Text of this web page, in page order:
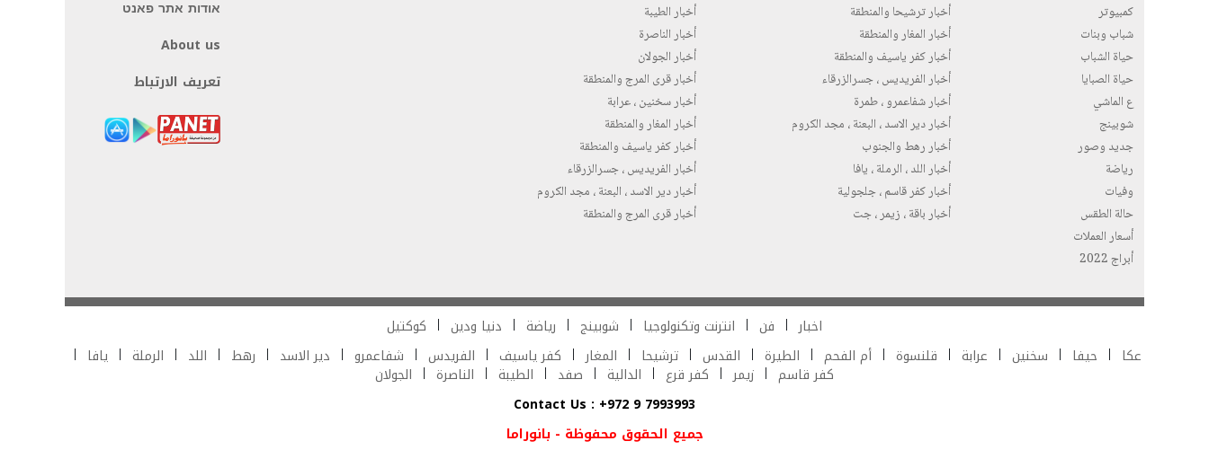
كمبيوتر
شباب وبنات
حياة الشباب
حياة الصبايا
ع الماشي
شوبينج
جديد وصور
رياضة
وفيات
حالة الطقس
أسعار العملات
أبراج 2022
أخبار ترشيحا والمنطقة
أخبار المغار والمنطقة
أخبار كفر ياسيف والمنطقة
أخبار الفريديس ، جسرالزرقاء
أخبار شفاعمرو ، طمرة
أخبار دير الاسد ، البعنة ، مجد الكروم
أخبار رهط والجنوب
أخبار اللد ، الرملة ، يافا
أخبار كفر قاسم ، جلجولية
أخبار باقة ، زيمر ، جت
أخبار الطيبة
أخبار الناصرة
أخبار الجولان
أخبار قرى المرج والمنطقة
أخبار سخنين ، عرابة
أخبار المغار والمنطقة
أخبار كفر ياسيف والمنطقة
أخبار الفريديس ، جسرالزرقاء
أخبار دير الاسد ، البعنة ، مجد الكروم
أخبار قرى المرج والمنطقة
אודות אתר פאנט
About us
تعريف الارتباط
اخبار فن انترنت وتكنولوجيا شوبينج رياضة دنيا ودين
كوكتيل
عكا
حيفا سخنين عرابة قلنسوة أم الفحم الطيرة القدس ترشيحا المغار كفر ياسيف الفريدس شفاعمرو دير الاسد رهط اللد الرملة يافا
كفر قاسم زيمر كفر قرع الدالية صفد الطيبة الناصرة
الجولان
Contact Us : +972 9 7993993
جميع الحقوق محفوظة - بانوراما